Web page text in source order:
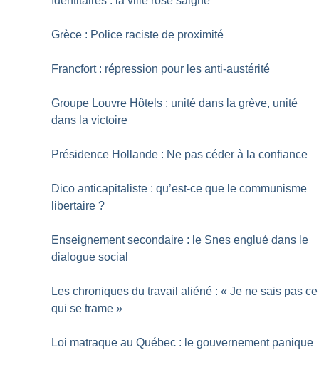
Grèce : Police raciste de proximité
Francfort : répression pour les anti-austérité
Groupe Louvre Hôtels : unité dans la grève, unité
dans la victoire
Présidence Hollande : Ne pas céder à la confiance
Dico anticapitaliste : qu’est-ce que le communisme
libertaire ?
Enseignement secondaire : le Snes englué dans le
dialogue social
Les chroniques du travail aliéné : « Je ne sais pas ce
qui se trame »
Loi matraque au Québec : le gouvernement panique